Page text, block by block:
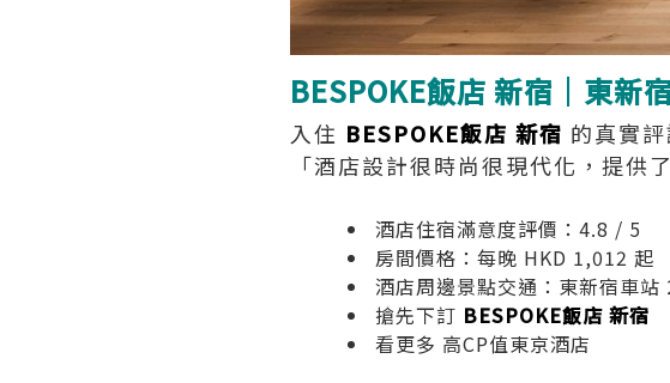
BESPOKE飯店 新宿｜東新
入住 BESPOKE飯店 新宿 的真實評
「酒店設計很時尚很現代化，提供
酒店住宿滿意度評價：4.8 / 5
房間價格：每晚 HKD 1,012 起
酒店周邊景點交通：東新宿車
搶先下訂 BESPOKE飯店 新宿
看更多 高CP值東京酒店